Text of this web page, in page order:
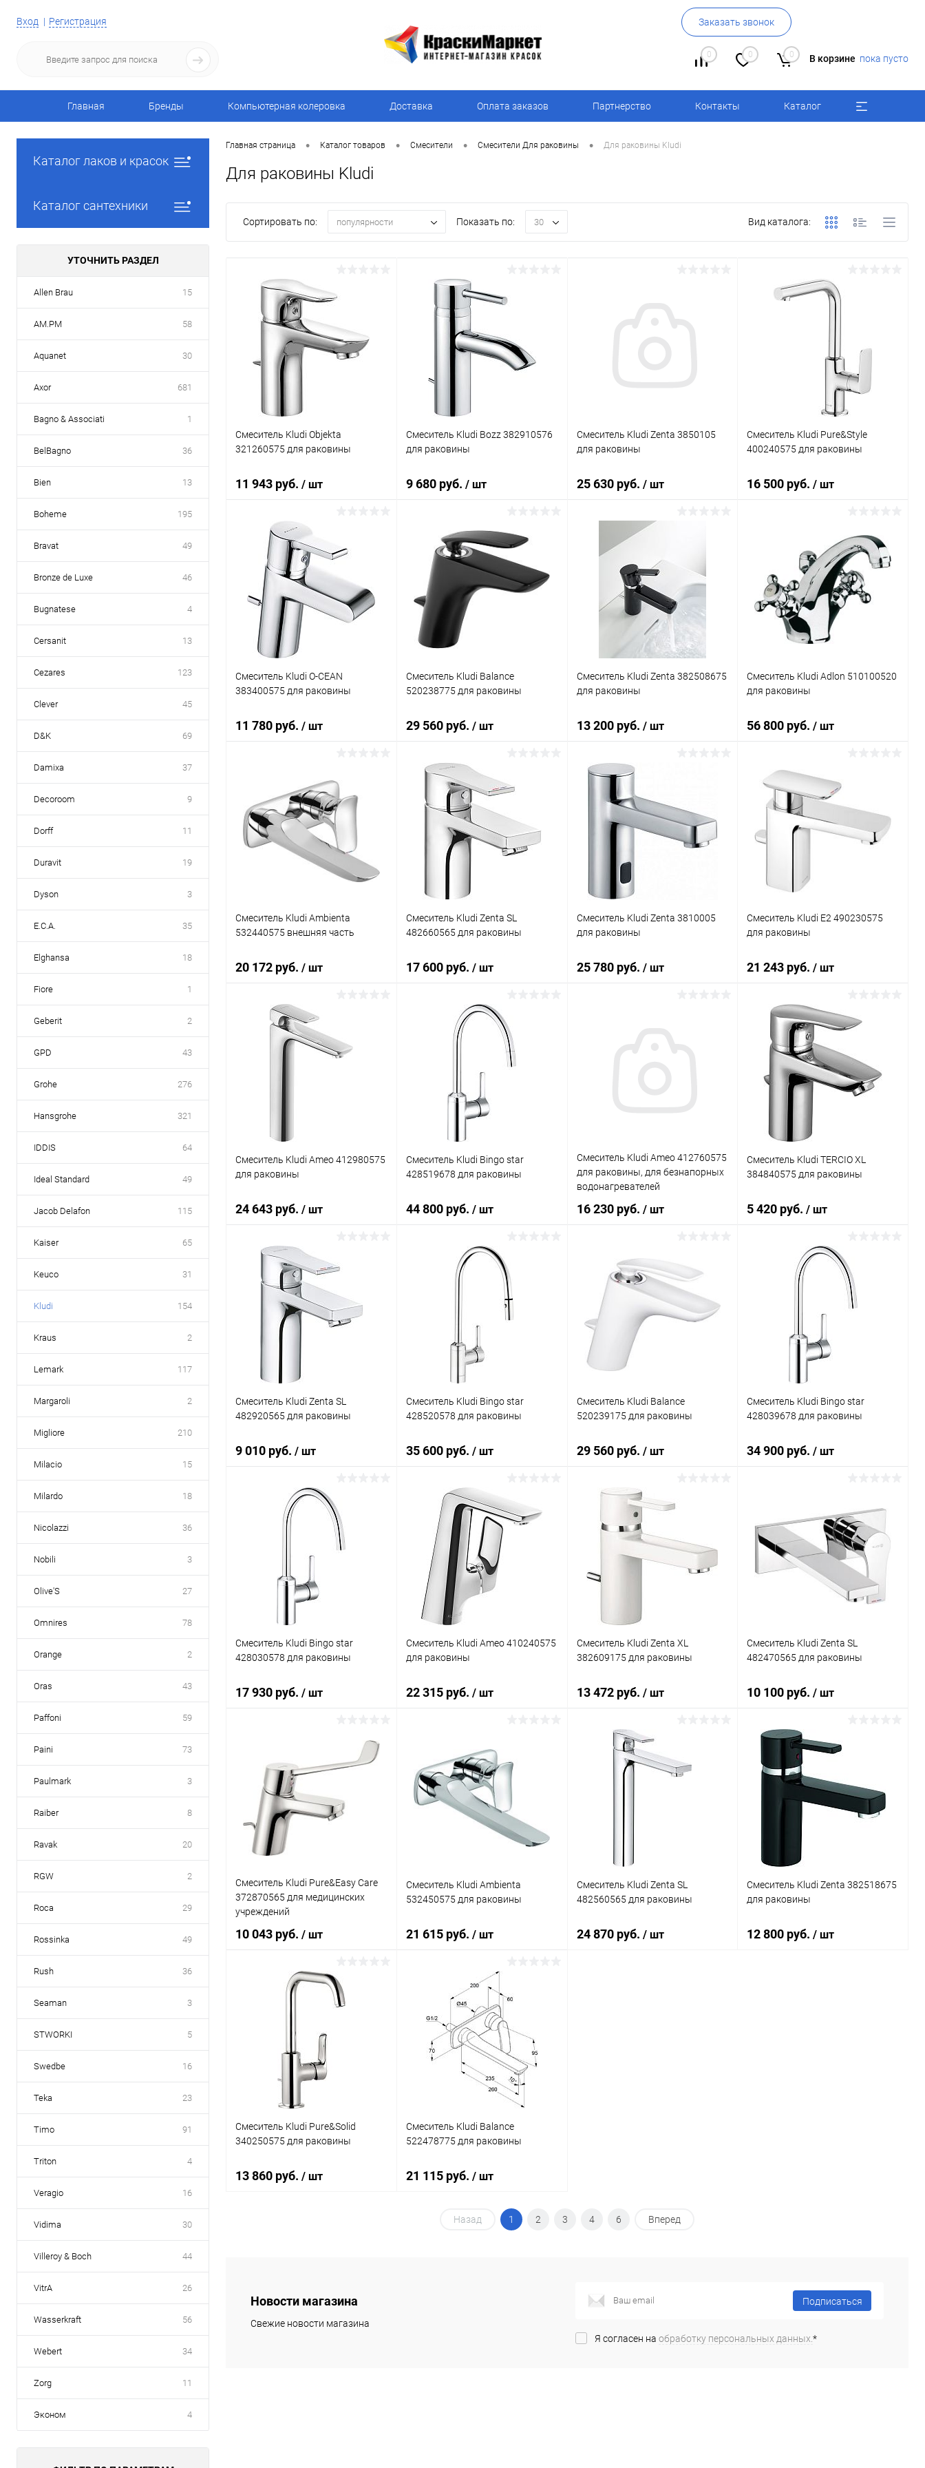
Вход Регистрация Заказать звонок
0 0 0 В корзине пока пусто
Главная Бренды Компьютерная колеровка Доставка Оплата заказов Партнерство Контакты Каталог
Каталог лаков и красок
Каталог сантехники
УТОЧНИТЬ РАЗДЕЛ
Allen Brau 15
AM.PM 58
Aquanet 30
Axor 681
Bagno & Associati 1
BelBagno 36
Bien 13
Boheme 195
Bravat 49
Bronze de Luxe 46
Bugnatese 4
Cersanit 13
Cezares 123
Clever 45
D&K 69
Damixa 37
Decoroom 9
Dorff 11
Duravit 19
Dyson 3
E.C.A. 35
Elghansa 18
Fiore 1
Geberit 2
GPD 43
Grohe 276
Hansgrohe 321
IDDIS 64
Ideal Standard 49
Jacob Delafon 115
Kaiser 65
Keuco 31
Kludi 154
Kraus 2
Lemark 117
Margaroli 2
Migliore 210
Milacio 15
Milardo 18
Nicolazzi 36
Nobili 3
Olive'S 27
Omnires 78
Orange 2
Oras 43
Paffoni 59
Paini 73
Paulmark 3
Raiber 8
Ravak 20
RGW 2
Roca 29
Rossinka 49
Rush 36
Seaman 3
STWORKI 5
Swedbe 16
Teka 23
Timo 91
Triton 4
Veragio 16
Vidima 30
Villeroy & Boch 44
VitrA 26
Wasserkraft 56
Webert 34
Zorg 11
Эконом 4
Главная страница • Каталог товаров • Смесители • Смесители Для раковины • Для раковины Kludi
Для раковины Kludi
Сортировать по: популярности Показать по: 30 Вид каталога:
Смеситель Kludi Objekta
321260575 для раковины
11 943 руб. / шт
В корзину
Купить в 1 клик Сравнение
В избранное Под заказ
Смеситель Kludi Bozz 382910576
для раковины
9 680 руб. / шт
В корзину
Купить в 1 клик Сравнение
В избранное
Смеситель Kludi Zenta 3850105
для раковины
25 630 руб. / шт
Купить в 1 клик Сравнение
В избранное Под заказ
Смеситель Kludi Pure&Style
400240575 для раковины
16 500 руб./ шт
В корзину
Купить в 1 клик Сравнение
В избранное Под заказ
Смеситель Kludi O-CEAN
383400575 для раковины
11 780 руб. / шт
В корзину
Купить в 1 клик Сравнение
В избранное Под заказ
Смеситель Kludi Balance
520238775 для раковины
29 560 руб. / шт
В корзину
Купить в 1 клик Сравнение
В избранное Под заказ
Смеситель Kludi Zenta 382508675
для раковины
13 200 руб. / шт
Купить в 1 клик Сравнение
Под заказ
Смеситель Kludi Adlon 510100520
для раковины
56 800 руб./ шт
В корзину
Купить в 1 клик Сравнение
В избранное Под заказ
Смеситель Kludi Ambienta
532440575 внешняя часть
20 172 руб. / шт
В корзину
Купить в 1 клик Сравнение
Смеситель Kludi Zenta SL
482660565 для раковины
17 600 руб. / шт
В корзину
Сравнение
Смеситель Kludi Zenta 3810005
для раковины
25 780 руб. / шт
Смеситель Kludi E2 490230575
для раковины
21 243 руб./ шт
В корзину
Купить в 1 клик Сравнение
В избранное Под заказ
Смеситель Kludi Ameo 412980575
для раковины
24 643 руб. / шт
В корзину
Купить в 1 клик Сравнение
В избранное Под заказ
Смеситель Kludi Bingo star
428519678 для раковины
44 800 руб. / шт
В корзину
Сравнение
Смеситель Kludi Ameo 412760575
для раковины, для безнапорных
водонагревателей
16 230 руб. / шт
В корзину
Купить в 1 клик Сравнение
В избранное Под заказ
Смеситель Kludi TERCIO XL
384840575 для раковины
5 420 руб./ шт
В корзину
Сравнение
Смеситель Kludi Zenta SL
482920565 для раковины
9 010 руб. / шт
В корзину
Сравнение
Смеситель Kludi Bingo star
428520578 для раковины
35 600 руб. / шт
В корзину
Купить в 1 клик
В избранное
Смеситель Kludi Balance
520239175 для раковины
29 560 руб. / шт
В корзину
Купить в 1 клик Сравнение
Под заказ
Смеситель Kludi Bingo star
428039678 для раковины
34 900 руб./ шт
Купить в 1 клик Сравнение
В избранное Под заказ
Смеситель Kludi Bingo star
428030578 для раковины
17 930 руб. / шт
Купить в 1 клик
В избранное Под заказ
Смеситель Kludi Ameo 410240575
для раковины
22 315 руб. / шт
В корзину
Купить в 1 клик Сравнение
В избранное Под заказ
Смеситель Kludi Zenta XL
382609175 для раковины
13 472 руб. / шт
В корзину
Смеситель Kludi Zenta SL
482470565 для раковины
10 100 руб./ шт
В корзину
Купить в 1 клик Сравнение
Под заказ
Смеситель Kludi Pure&Easy Care
372870565 для медицинских
учреждений
10 043 руб. / шт
В корзину
В избранное
Смеситель Kludi Ambienta
532450575 для раковины
21 615 руб. / шт
В корзину
Купить в 1 клик Сравнение
В избранное Под заказ
Смеситель Kludi Zenta SL
482560565 для раковины
24 870 руб. / шт
Смеситель Kludi Zenta 382518675
для раковины
12 800 руб./ шт
Смеситель Kludi Pure&Solid
340250575 для раковины
13 860 руб. / шт
Смеситель Kludi Balance
522478775 для раковины
21 115 руб. / шт
В корзину
Назад 1 2 3 4 6 Вперед
Новости магазина
Свежие новости магазина
Подписаться
Я согласен на обработку персональных данных. *